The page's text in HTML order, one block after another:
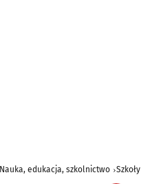
Nauka, edukacja, szkolnictwo